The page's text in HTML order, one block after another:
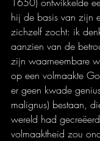
hij de basis van zijn
zichzelf zocht: ik
aanzien van de
zijn waarneembare
op een volmaakte
er geen kwade
malignus) bestaan,
wereld had
volmaaktheid zou